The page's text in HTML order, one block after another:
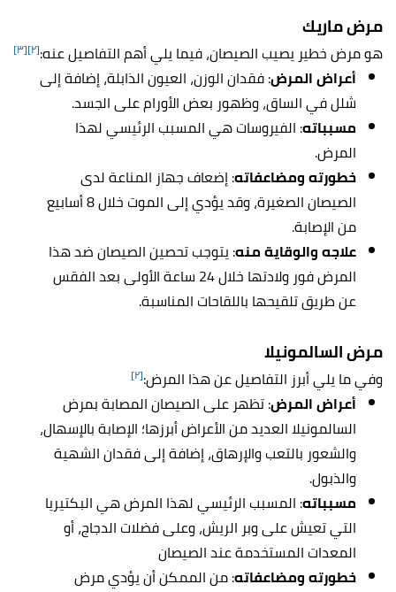
مرض ماريك
هو مرض خطير يصيب الصيصان، فيما يلي أهم التفاصيل عنه:[٢] [٣]
أعراض المرض: فقدان الوزن، العيون الذابلة، إضافة إلى
شلل في الساق، وظهور بعض الأورام على الجسد.
مسبباته: الفيروسات هي المسبب الرئيسي لهذا
المرض.
خطورته ومضاعفاته: إضعاف جهاز المناعة لدى
الصيصان الصغيرة، وقد يؤدي إلى الموت خلال 8 أسابيع
من الإصابة.
علاجه والوقاية منه: يتوجب تحصين الصيصان ضد هذا
المرض فور ولادتها خلال 24 ساعة الأولى بعد الفقس
عن طريق تلقيحها باللقاحات المناسبة.
مرض السالمونيلا
وفي ما يلي أبرز التفاصيل عن هذا المرض:[٢]
أعراض المرض: تظهر على الصيصان المصابة بمرض
السالمونيلا العديد من الأعراض أبرزها؛ الإصابة بالإسهال،
والشعور بالتعب والإرهاق، إضافة إلى فقدان الشهية
والذبول.
مسبباته: المسبب الرئيسي لهذا المرض هي البكتيريا
التي تعيش على وبر الريش، وعلى فضلات الدجاج، أو
المعدات المستخدمة عند الصيصان
خطورته ومضاعفاته: من الممكن أن يؤدي مرض